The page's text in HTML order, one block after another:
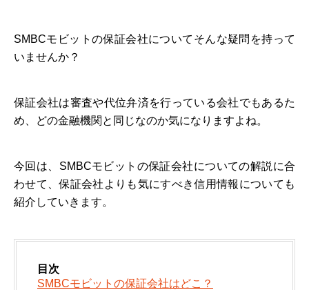
SMBCモビットの保証会社についてそんな疑問を持って
いませんか？
保証会社は審査や代位弁済を行っている会社でもあるた
め、どの金融機関と同じなのか気になりますよね。
今回は、SMBCモビットの保証会社についての解説に合
わせて、保証会社よりも気にすべき信用情報についても
紹介していきます。
目次
SMBCモビットの保証会社はどこ？